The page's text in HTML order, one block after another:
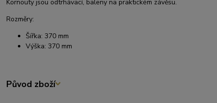
Kornouty jsou odtrhávací, baleny na praktickém závěsu.
Rozměry:
Šířka: 370 mm
Výška: 370 mm
Původ zboží